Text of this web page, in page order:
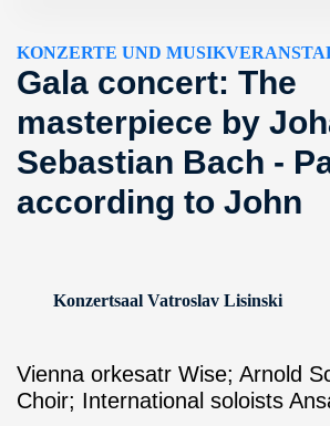
KONZERTE UND
Gala concert: The
masterpiece by
Sebastian Bach -
according to John
Konzertsaal Vatroslav Lisinski
Vienna orkesatr Wise; Arnold
Choir; International soloists